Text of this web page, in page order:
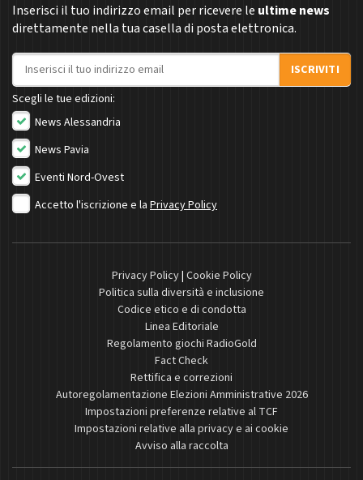
Inserisci il tuo indirizzo email per ricevere le ultime news
direttamente nella tua casella di posta elettronica.
Indirizzo email
ISCRIVITI
Scegli le tue edizioni:
News Alessandria
News Pavia
Eventi Nord-Ovest
Accetto l'iscrizione e la Privacy Policy
Privacy Policy| Cookie Policy
Politica sulla diversità e inclusione
Codice etico e di condotta
Linea Editoriale
Regolamento giochi RadioGold
Fact Check
Rettifica e correzioni
Autoregolamentazione Elezioni Amministrative 2026
Impostazioni preferenze relative al TCF
Impostazioni relative alla privacy e ai cookie
Avviso alla raccolta